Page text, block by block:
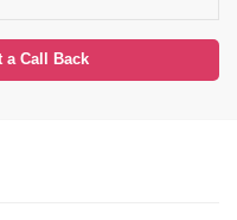
a Call Back